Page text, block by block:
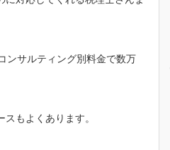
ンサルティング別料金で数万
もよくあります。